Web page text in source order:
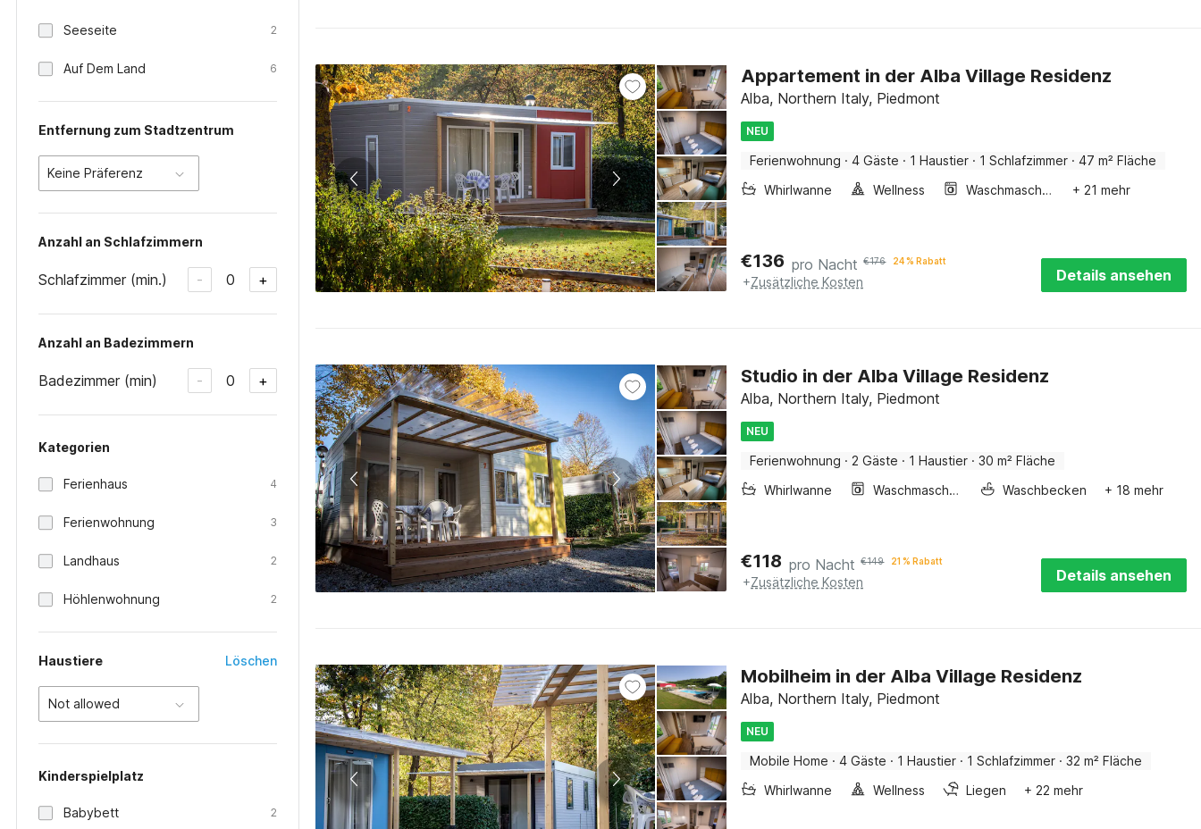
Seeseite 2
Auf Dem Land 6
Entfernung zum Stadtzentrum
Keine Präferenz
Anzahl an Schlafzimmern
Schlafzimmer (min.) - 0 +
Anzahl an Badezimmern
Badezimmer (min) - 0 +
Kategorien
Ferienhaus 4
Ferienwohnung 3
Landhaus 2
Höhlenwohnung 2
Haustiere Löschen
Not allowed
Kinderspielplatz
Babybett 2
Appartement in der Alba Village Residenz
Alba, Northern Italy, Piedmont
NEU
Ferienwohnung · 4 Gäste · 1 Haustier · 1 Schlafzimmer · 47 m² Fläche
Whirlwanne
Wellness Waschmaschine + 21 mehr
€136 pro Nacht €176 24 % Rabatt
+Zusätzliche Kosten Details ansehen
Studio in der Alba Village Residenz
Alba, Northern Italy, Piedmont
NEU
Ferienwohnung · 2 Gäste · 1 Haustier · 30 m² Fläche
Whirlwanne
Waschmaschine Waschbecken + 18 mehr
€118 pro Nacht €149 21 % Rabatt
+Zusätzliche Kosten Details ansehen
Mobilheim in der Alba Village Residenz
Alba, Northern Italy, Piedmont
NEU
Mobile Home · 4 Gäste · 1 Haustier · 1 Schlafzimmer · 32 m² Fläche
Whirlwanne
Wellness Liegen + 22 mehr